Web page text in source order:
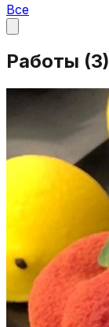
Все
Работы (3)